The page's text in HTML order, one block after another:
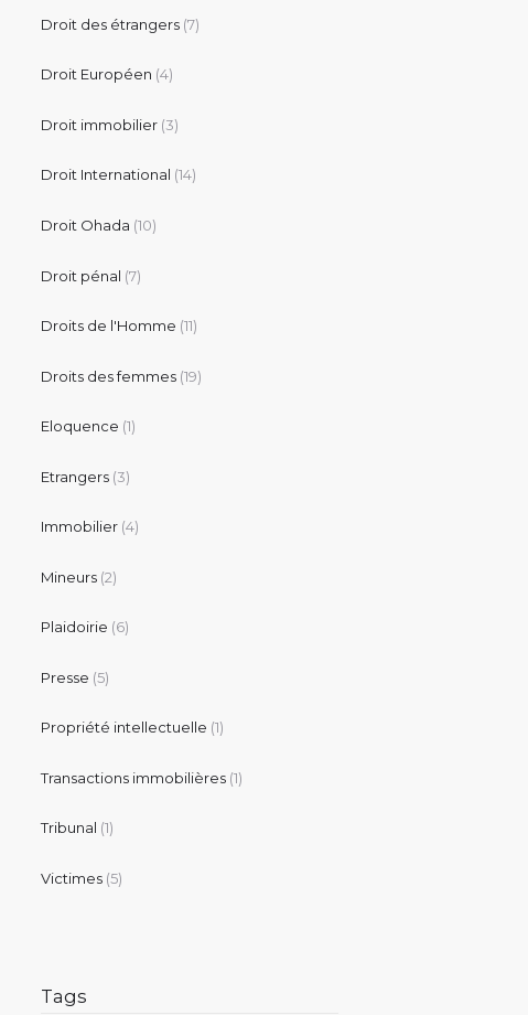
Droit des étrangers (7)
Droit Européen (4)
Droit immobilier (3)
Droit International (14)
Droit Ohada (10)
Droit pénal (7)
Droits de l'Homme (11)
Droits des femmes (19)
Eloquence (1)
Etrangers (3)
Immobilier (4)
Mineurs (2)
Plaidoirie (6)
Presse (5)
Propriété intellectuelle (1)
Transactions immobilières (1)
Tribunal (1)
Victimes (5)
Tags